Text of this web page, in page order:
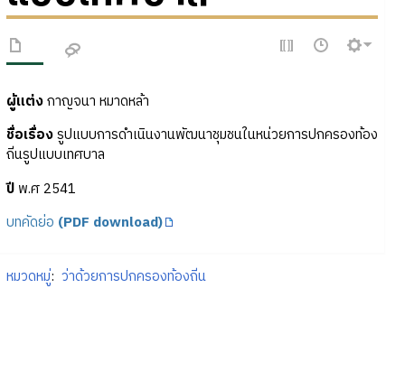
ผู้แต่งกาญจนา หมาดหล้า
ชื่อเรื่องรูปแบบการดำเนินงานพัฒนาชุมชนในหน่วยการปกครองท้อง
ถิ่นรูปแบบเทศบาล
ปีพ.ศ 2541
บทคัดย่อ (PDF download)
หมวดหมู่: ว่าด้วยการปกครองท้องถิ่น